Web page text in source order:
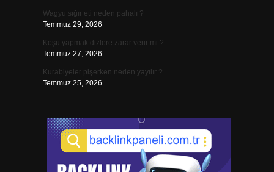
Wagyu sığır eti neden pahalı ?
Temmuz 29, 2026
Koşu yapmak dizlere zarar verir mi ?
Temmuz 27, 2026
Kurabiyeler pişerken neden yayılır ?
Temmuz 25, 2026